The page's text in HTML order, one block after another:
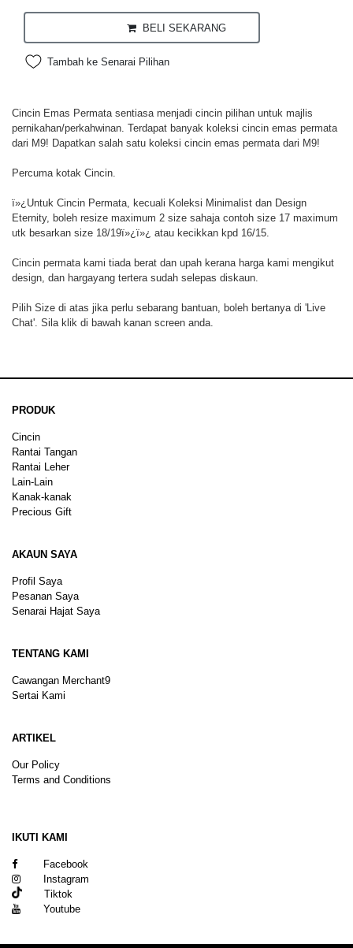
BELI SEKARANG
Tambah ke Senarai Pilihan
Cincin Emas Permata sentiasa menjadi cincin pilihan untuk majlis
pernikahan/perkahwinan. Terdapat banyak koleksi cincin emas permata
dari M9! Dapatkan salah satu koleksi cincin emas permata dari M9!
Percuma kotak Cincin.
ï»¿Untuk Cincin Permata, kecuali Koleksi Minimalist dan Design
Eternity, boleh resize maximum 2 size sahaja contoh size 17 maximum
utk besarkan size 18/19ï»¿ï»¿ atau kecikkan kpd 16/15.
Cincin permata kami tiada berat dan upah kerana harga kami mengikut
design, dan hargayang tertera sudah selepas diskaun.
Pilih Size di atas jika perlu sebarang bantuan, boleh bertanya di 'Live
Chat'. Sila klik di bawah kanan screen anda.
PRODUK
Cincin
Rantai Tangan
Rantai Leher
Lain-Lain
Kanak-kanak
Precious Gift
AKAUN SAYA
Profil Saya
Pesanan Saya
Senarai Hajat Saya
TENTANG KAMI
Cawangan Merchant9
Sertai Kami
ARTIKEL
Our Policy
Terms and Conditions
IKUTI KAMI
Facebook
Instagram
Tiktok
Youtube